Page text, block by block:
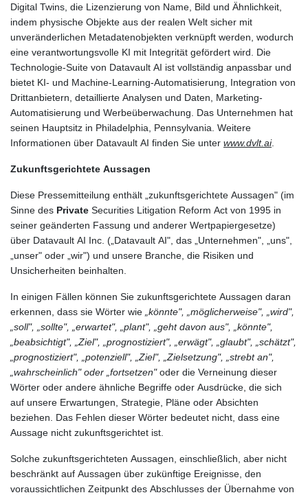
Digital Twins, die Lizenzierung von Name, Bild und Ähnlichkeit,
indem physische Objekte aus der realen Welt sicher mit
unveränderlichen Metadatenobjekten verknüpft werden, wodurch
eine verantwortungsvolle KI mit Integrität gefördert wird. Die
Technologie-Suite von Datavault AI ist vollständig anpassbar und
bietet KI- und Machine-Learning-Automatisierung, Integration von
Drittanbietern, detaillierte Analysen und Daten, Marketing-
Automatisierung und Werbeüberwachung. Das Unternehmen hat
seinen Hauptsitz in Philadelphia, Pennsylvania. Weitere
Informationen über Datavault AI finden Sie unter www.dvlt.ai.
Zukunftsgerichtete Aussagen
Diese Pressemitteilung enthält „zukunftsgerichtete Aussagen" (im
Sinne des Private Securities Litigation Reform Act von 1995 in
seiner geänderten Fassung und anderer Wertpapiergesetze)
über Datavault AI Inc. („Datavault AI", das „Unternehmen", „uns",
„unser" oder „wir") und unsere Branche, die Risiken und
Unsicherheiten beinhalten.
In einigen Fällen können Sie zukunftsgerichtete Aussagen daran
erkennen, dass sie Wörter wie „könnte", „möglicherweise", „wird",
„soll", „sollte", „erwartet", „plant", „geht davon aus", „könnte",
„beabsichtigt", „Ziel", „prognostiziert", „erwägt", „glaubt", „schätzt",
„prognostiziert", „potenziell", „Ziel", „Zielsetzung", „strebt an",
„wahrscheinlich" oder „fortsetzen"oder die Verneinung dieser
Wörter oder andere ähnliche Begriffe oder Ausdrücke, die sich
auf unsere Erwartungen, Strategie, Pläne oder Absichten
beziehen. Das Fehlen dieser Wörter bedeutet nicht, dass eine
Aussage nicht zukunftsgerichtet ist.
Solche zukunftsgerichteten Aussagen, einschließlich, aber nicht
beschränkt auf Aussagen über zukünftige Ereignisse, den
voraussichtlichen Zeitpunkt des Abschlusses der Übernahme von